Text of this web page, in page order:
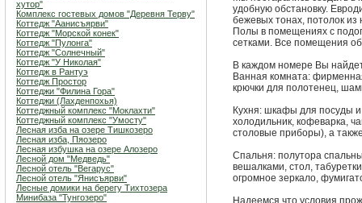
хутор"
Комплекс гостевых домов "Деревня Терву"
Коттедж "Аанисъярви"
Коттедж "Морской конек"
Коттедж "Пулонга"
Коттедж "Солнечный"
Коттедж "У Николая"
Коттедж в Рантуэ
Коттедж Простор
Коттеджи "Филина Гора"
Коттеджи (Лахденпохья)
Коттеджный комплекс "Мoклахти"
Коттеджный комплекс "Умосту"
Лесная изба на озере Тишкозеро
Лесная изба, Пяозеро
Лесная избушка на озере Алозеро
Лесной дом "Медведь"
Лесной отель "Вегарус"
Лесной отель "Янисъярви"
Лесные домики на берегу Тихтозера
Минибаза "Тунгозеро"
удобную обстановку.
бежевых тонах, потолок
Полы в помещениях с
сетками. Все помещения
В каждом номере Вы
Ванная комната:
крючки для полотенец,
Кухня: шкафы для посуды
холодильник, кофеварка,
столовые приборы), а
Спальня: полутора
вешалками, стол,
огромное зеркало,
Надеемся что условия